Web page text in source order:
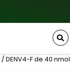
/ DENV4-F de 40 nmol